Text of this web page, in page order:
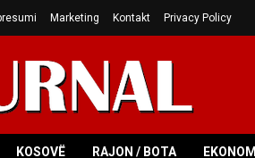
Marketing Kontakt Privacy Policy
KOSOVË RAJON / BOTA EKONOMI